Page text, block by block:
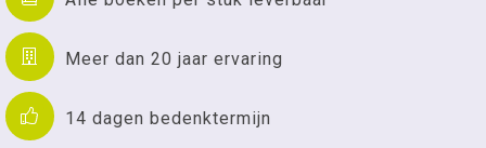
Meer dan 20 jaar ervaring
14 dagen bedenktermijn